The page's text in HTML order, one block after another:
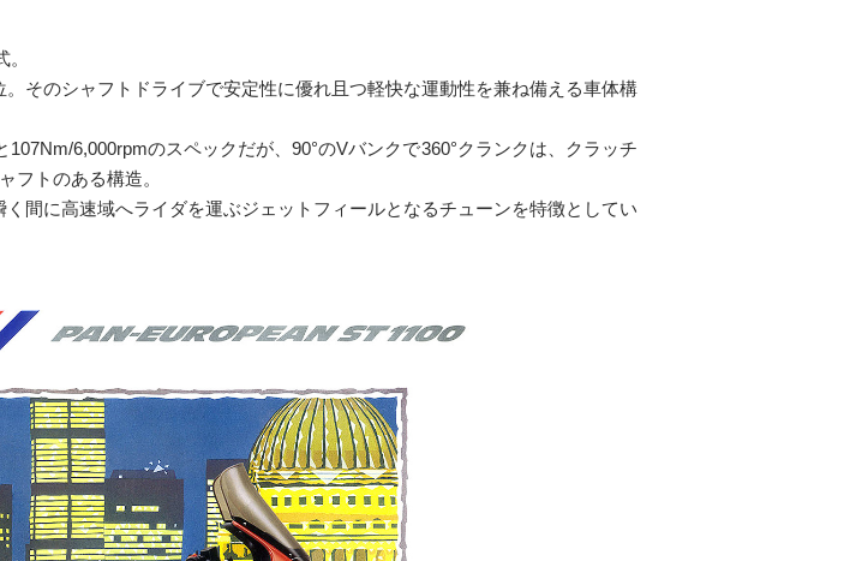
そのシャフトドライブで安定性に優れ且つ軽快な運動性を兼ね備える車体構
6,000rpmのスペックだが、90°のVバンクで360°クランクは、クラッチ
フトのある構造。
間に高速域へライダを運ぶジェットフィールとなるチューンを特徴としてい